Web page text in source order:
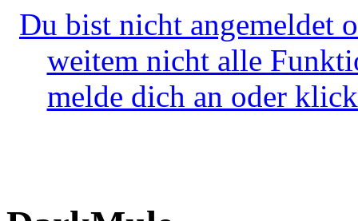
Du bist nicht angemeldet
weitem nicht alle
melde dich an oder